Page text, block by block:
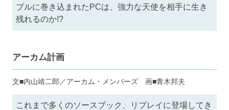
ブルに巻き込まれたPCは、強力な天使を相手に生き
残れるのか!?
アーカム計画
文■内山靖二郎／アーカム・メンバーズ 画■青木邦夫
これまで多くのソースブック、リプレイに登場してき